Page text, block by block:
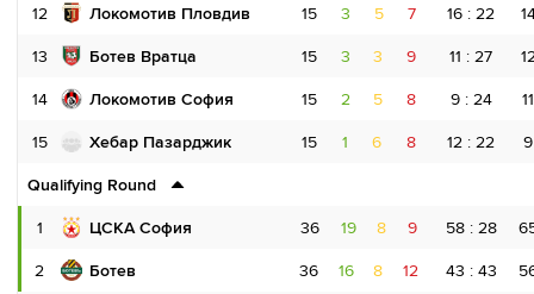
12 Локомотив Пловдив
13 Ботев Вратца
14 Локомотив София
15 Хебар Пазарджик
Qualifying Round
1 ЦСКА София
2 Ботев
15 3 5 7 16 : 22
15 3 3 9 11 : 27
15 2 5 8 9 : 24 11
15 1 6 8 12 : 22 9
36 19 8 9 58 : 28
36 16 8 12 43 : 43